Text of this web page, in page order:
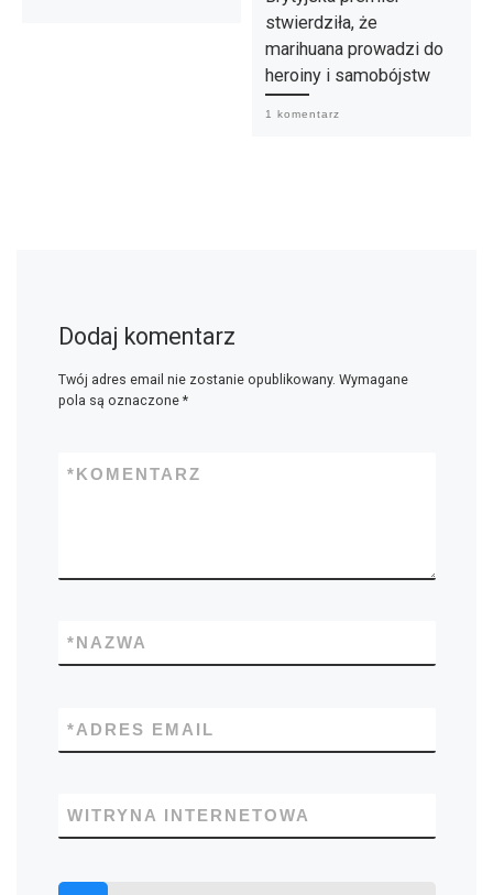
stwierdziła, że
marihuana prowadzi do
heroiny i samobójstw
1 komentarz
Dodaj komentarz
Twój adres email nie zostanie opublikowany. Wymagane
pola są oznaczone *
KOMENTARZ
*
NAZWA
*
ADRES EMAIL
*
WITRYNA INTERNETOWA